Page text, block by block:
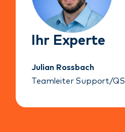
Ihr Experte
Julian Rossbach
Teamleiter Support/QS